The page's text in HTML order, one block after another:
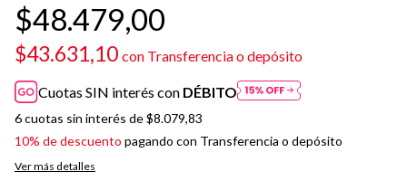
$48.479,00
$43.631,10 con Transferencia o depósito
Cuotas SIN interés con DÉBITO
6cuotas sin interés de$8.079,83
10% de descuento pagando con Transferencia o depósito
Ver más detalles